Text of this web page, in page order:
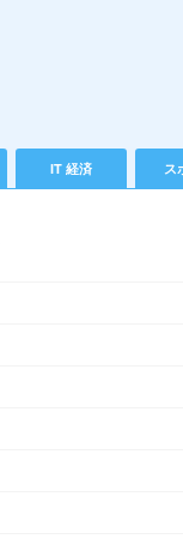
IT 経済 ス